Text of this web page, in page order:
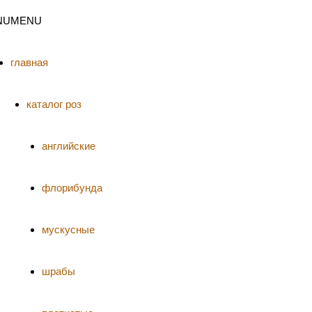
MENU
главная
каталог роз
английские
флорибунда
мускусные
шрабы